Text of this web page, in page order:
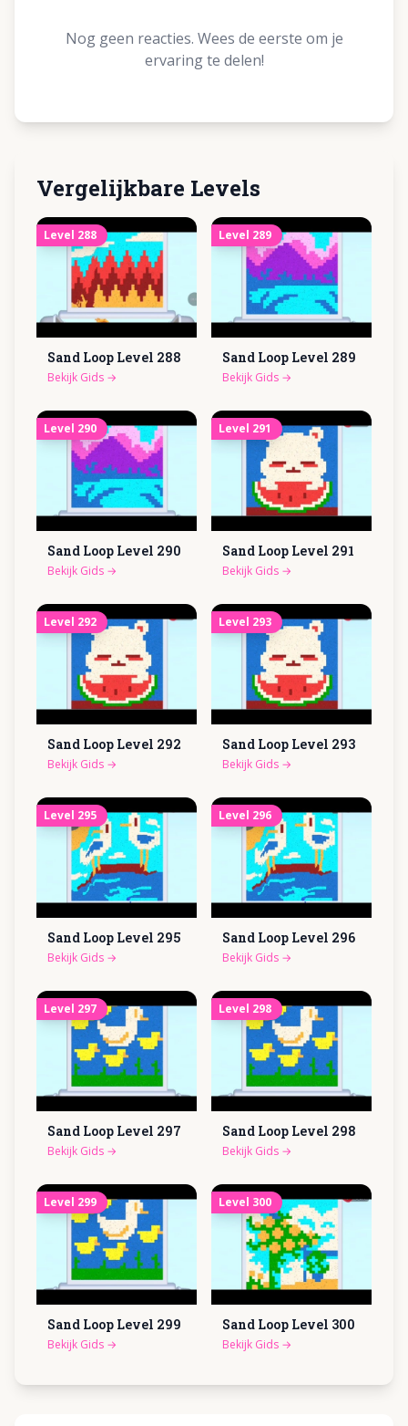
Nog geen reacties. Wees de eerste om je
ervaring te delen!
Vergelijkbare Levels
Level 288
Sand Loop Level 288
Bekijk Gids →
Level 289
Sand Loop Level 289
Bekijk Gids →
Level 290
Sand Loop Level 290
Bekijk Gids →
Level 291
Sand Loop Level 291
Bekijk Gids →
Level 292
Sand Loop Level 292
Bekijk Gids →
Level 293
Sand Loop Level 293
Bekijk Gids →
Level 295
Sand Loop Level 295
Bekijk Gids →
Level 296
Sand Loop Level 296
Bekijk Gids →
Level 297
Sand Loop Level 297
Bekijk Gids →
Level 298
Sand Loop Level 298
Bekijk Gids →
Level 299
Sand Loop Level 299
Bekijk Gids →
Level 300
Sand Loop Level 300
Bekijk Gids →